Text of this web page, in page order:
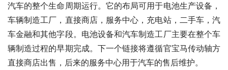
汽车的整个生命周期运行。它的布局可用于电池生产设备，
车辆制造工厂，直接商店，服务中心，充电站，二手车，汽
车金融和其他字段。电池设备和汽车制造工厂主要在整个车
辆制造过程的早期完成。下一个链接将遵循官宝马传动轴方
直接商店出售，后来的服务中心用于汽车的售后维护。